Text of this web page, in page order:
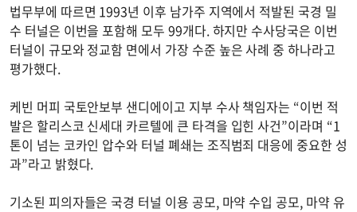
법무부에 따르면 1993년 이후 남가주 지역에서 적발된 국경 밀
수 터널은 이번을 포함해 모두 99개다. 하지만 수사당국은 이번
터널이 규모와 정교함 면에서 가장 수준 높은 사례 중 하나라고
평가했다.
케빈 머피 국토안보부 샌디에이고 지부 수사 책임자는 “이번 적
발은 할리스코 신세대 카르텔에 큰 타격을 입힌 사건”이라며 “1
톤이 넘는 코카인 압수와 터널 폐쇄는 조직범죄 대응에 중요한 성
과”라고 밝혔다.
기소된 피의자들은 국경 터널 이용 공모, 마약 수입 공모, 마약 유